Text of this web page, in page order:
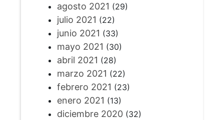
agosto 2021 (29)
julio 2021 (22)
junio 2021 (33)
mayo 2021 (30)
abril 2021 (28)
marzo 2021 (22)
febrero 2021 (23)
enero 2021 (13)
diciembre 2020(32)